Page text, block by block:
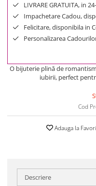
LIVRARE GRATUITA, in
Impachetare Cadou,
Felicitare, disponibila in
Personalizarea
O bijuterie plină de
iubirii, perfect
Cod
Adauga la
Descriere